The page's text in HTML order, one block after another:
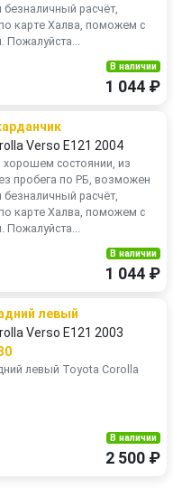
безналичный расчёт,
карте Халва, поможем с
Пожалуйста...
В наличии
1 044 ₽
Verso E121 2004
хорошем состоянии, из
пробега по РБ, возможен
безналичный расчёт,
карте Халва, поможем с
Пожалуйста...
В наличии
1 044 ₽
левый
Verso E121 2003
левый Toyota Corolla
В наличии
2 500 ₽